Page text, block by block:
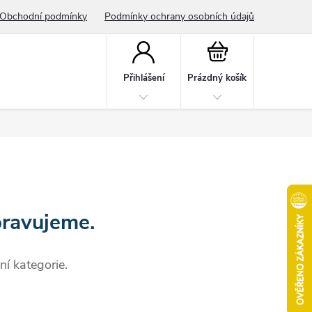
Obchodní podmínky Podmínky ochrany osobních údajů
Přihlášení
Nákupní
Prázdný košík
kategorie.